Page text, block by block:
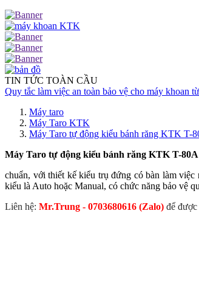
TIN TỨC TOÀN CẦU
Quy tắc làm việc an toàn bảo vệ cho máy khoan từ
Máy taro
Máy Taro KTK
Máy Taro tự động kiểu bánh răng KTK T-
Máy Taro tự động kiểu bánh răng KTK T-80A
chuẩn, với thiết kế kiểu trụ đứng có bàn làm
kiểu là Auto hoặc Manual, có chức năng bảo vệ
Liên hệ: Mr.Trung - 0703680616 (Zalo) để